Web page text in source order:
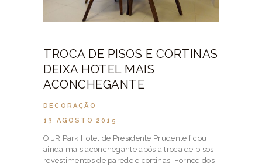
TROCA DE PISOS E CORTINAS
DEIXA HOTEL MAIS
ACONCHEGANTE
DECORAÇÃO
13 AGOSTO 2015
O JR Park Hotel de Presidente Prudente ficou
ainda mais aconchegante após a troca de pisos,
revestimentos de parede e cortinas. Fornecidos